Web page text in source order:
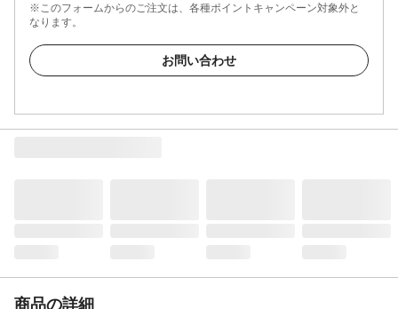
※このフォームからのご注文は、各種ポイントキャンペーン対象外と
なります。
お問い合わせ
商品の詳細